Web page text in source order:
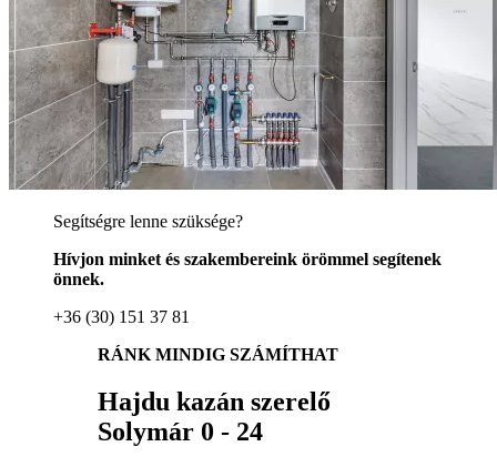
Segítségre lenne szüksége?
Hívjon minket és szakembereink örömmel segítenek
önnek.
+36 (30) 151 37 81
RÁNK MINDIG SZÁMÍTHAT
Hajdu kazán szerelő
Solymár 0 - 24